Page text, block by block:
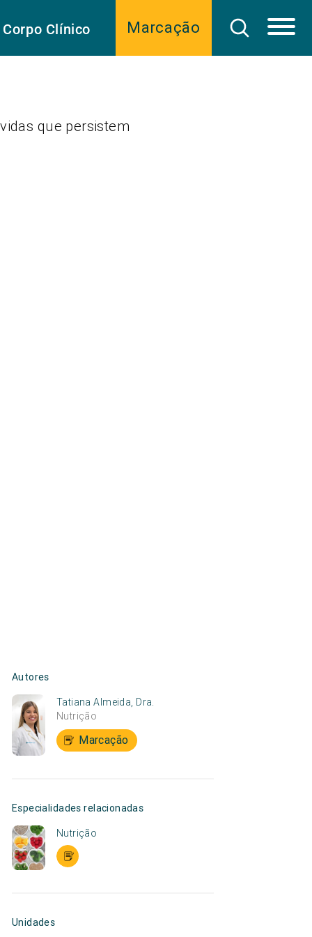
Marcação
Corpo Clínico
que persistem
Autores
Tatiana Almeida, Dra.
Nutrição
Marcação
Especialidades relacionadas
Nutrição
Unidades